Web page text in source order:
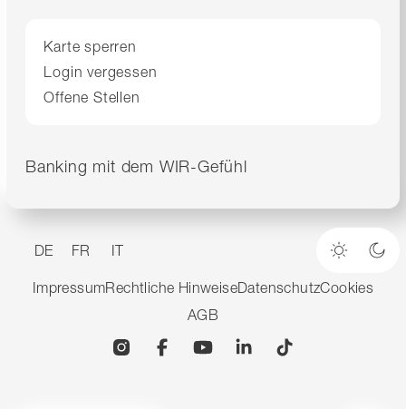
Karte sperren
Login vergessen
Offene Stellen
Banking mit dem WIR-Gefühl
DE FR IT
Heller
ImpressumRechtliche HinweiseDatenschutzCookies
AGB
InstagramFacebookYouTubeLinkedin